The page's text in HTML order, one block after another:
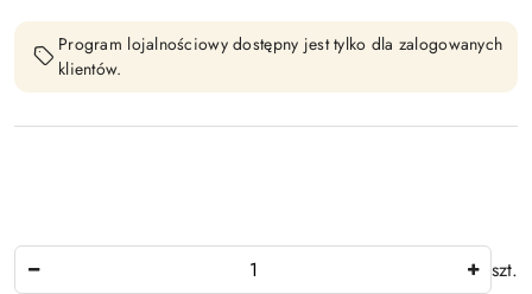
Program lojalnościowy dostępny jest tylko dla zalogowanych
klientów.
szt.